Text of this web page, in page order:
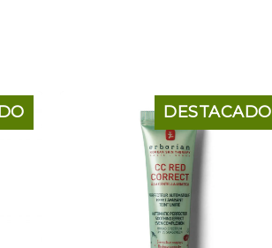
DESTACADO